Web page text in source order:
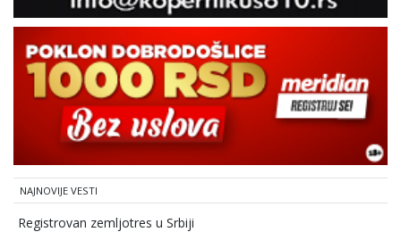
NAJNOVIJE VESTI
Registrovan zemljotres u Srbiji